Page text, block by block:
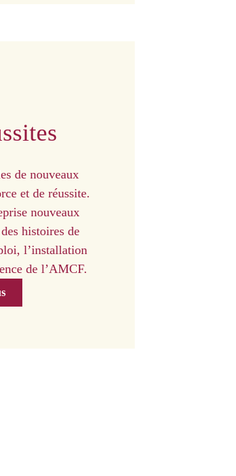
de nouveaux
et de réussite.
nouveaux
histoires de
l’installation
de l’AMCF.